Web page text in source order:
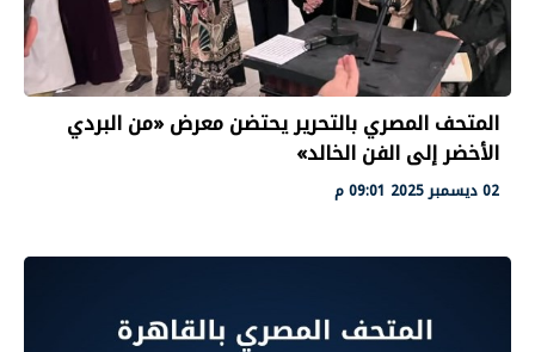
المتحف المصري بالتحرير يحتضن معرض «من البردي
الأخضر إلى الفن الخالد»
02 ديسمبر 2025 09:01 م